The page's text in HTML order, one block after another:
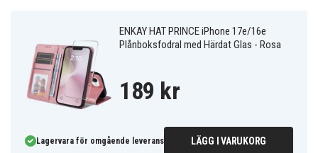
ENKAY HAT PRINCE iPhone 17e/16e
Plånboksfodral med Härdat Glas - Rosa
189 kr
Lagervara för omgående leverans LÄGG I VARUKORG